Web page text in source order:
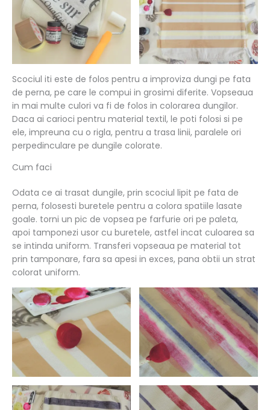
Scociul iti este de folos pentru a improviza dungi pe fata
de perna, pe care le compui in grosimi diferite. Vopseaua
in mai multe culori va fi de folos in colorarea dungilor.
Daca ai carioci pentru material textil, le poti folosi si pe
ele, impreuna cu o rigla, pentru a trasa linii, paralele ori
perpedinculare pe dungile colorate.
Cum faci
Odata ce ai trasat dungile, prin scociul lipit pe fata de
perna, folosesti buretele pentru a colora spatiile lasate
goale. torni un pic de vopsea pe farfurie ori pe paleta,
apoi tamponezi usor cu buretele, astfel incat culoarea sa
se intinda uniform. Transferi vopseaua pe material tot
prin tamponare, fara sa apesi in exces, pana obtii un strat
colorat uniform.